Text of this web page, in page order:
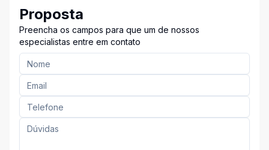
Proposta
Preencha os campos para que um de nossos
especialistas entre em contato